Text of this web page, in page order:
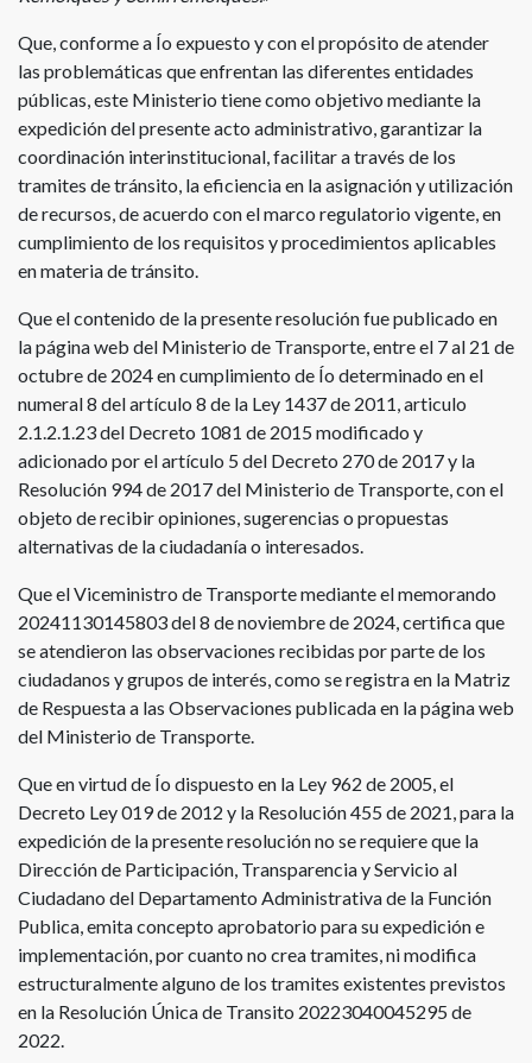
Que, conforme a Ío expuesto y con el propósito de atender
las problemáticas que enfrentan las diferentes entidades
públicas, este Ministerio tiene como objetivo mediante la
expedición del presente acto administrativo, garantizar la
coordinación interinstitucional, facilitar a través de los
tramites de tránsito, la eficiencia en la asignación y utilización
de recursos, de acuerdo con el marco regulatorio vigente, en
cumplimiento de los requisitos y procedimientos aplicables
en materia de tránsito.
Que el contenido de la presente resolución fue publicado en
la página web del Ministerio de Transporte, entre el 7 al 21 de
octubre de 2024 en cumplimiento de Ío determinado en el
numeral 8 del artículo 8 de la Ley 1437 de 2011, articulo
2.1.2.1.23 del Decreto 1081 de 2015 modificado y
adicionado por el artículo 5 del Decreto 270 de 2017 y la
Resolución 994 de 2017 del Ministerio de Transporte, con el
objeto de recibir opiniones, sugerencias o propuestas
alternativas de la ciudadanía o interesados.
Que el Viceministro de Transporte mediante el memorando
20241130145803 del 8 de noviembre de 2024, certifica que
se atendieron las observaciones recibidas por parte de los
ciudadanos y grupos de interés, como se registra en la Matriz
de Respuesta a las Observaciones publicada en la página web
del Ministerio de Transporte.
Que en virtud de Ío dispuesto en la Ley 962 de 2005, el
Decreto Ley 019 de 2012 y la Resolución 455 de 2021, para la
expedición de la presente resolución no se requiere que la
Dirección de Participación, Transparencia y Servicio al
Ciudadano del Departamento Administrativa de la Función
Publica, emita concepto aprobatorio para su expedición e
implementación, por cuanto no crea tramites, ni modifica
estructuralmente alguno de los tramites existentes previstos
en la Resolución Única de Transito 20223040045295 de
2022.